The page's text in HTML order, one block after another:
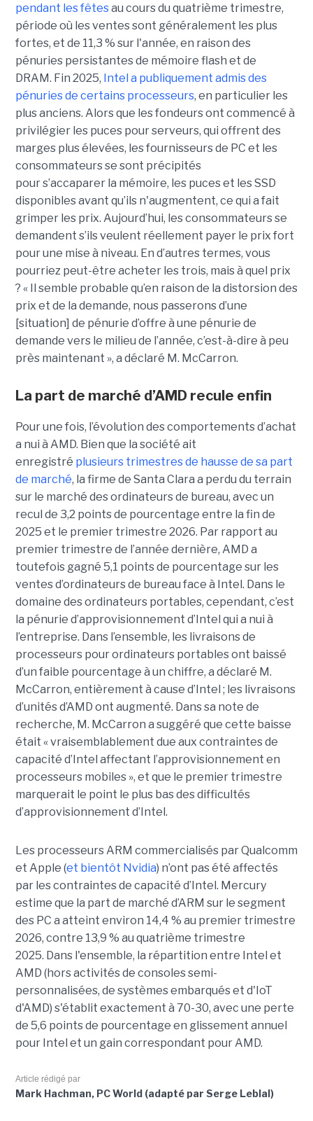
pendant les fêtesau cours du quatrième trimestre,
période où les ventes sont généralement les plus
fortes, et de 11,3 % sur l'année, en raison des
pénuries persistantes de mémoire flash et de
DRAM. Fin 2025, Intel a publiquement admis des
pénuries de certains processeurs, en particulier les
plus anciens. Alors que les fondeurs ont commencé à
privilégier les puces pour serveurs, qui offrent des
marges plus élevées, les fournisseurs de PC et les
consommateurs se sont précipités
pour s’accaparer la mémoire, les puces et les SSD
disponibles avant qu’ils n'augmentent, ce qui a fait
grimper les prix. Aujourd’hui, les consommateurs se
demandent s’ils veulent réellement payer le prix fort
pour une mise à niveau. En d’autres termes, vous
pourriez peut-être acheter les trois, mais à quel prix
? « Il semble probable qu’en raison de la distorsion des
prix et de la demande, nous passerons d’une
[situation] de pénurie d’offre à une pénurie de
demande vers le milieu de l’année, c’est-à-dire à peu
près maintenant », a déclaré M. McCarron.
La part de marché d’AMD recule enfin
Pour une fois, l’évolution des comportements d’achat
a nui à AMD. Bien que la société ait
enregistré plusieurs trimestres de hausse de sa part
de marché, la firme de Santa Clara a perdu du terrain
sur le marché des ordinateurs de bureau, avec un
recul de 3,2 points de pourcentage entre la fin de
2025 et le premier trimestre 2026. Par rapport au
premier trimestre de l’année dernière, AMD a
toutefois gagné 5,1 points de pourcentage sur les
ventes d’ordinateurs de bureau face à Intel. Dans le
domaine des ordinateurs portables, cependant, c’est
la pénurie d’approvisionnement d’Intel qui a nui à
l’entreprise. Dans l’ensemble, les livraisons de
processeurs pour ordinateurs portables ont baissé
d’un faible pourcentage à un chiffre, a déclaré M.
McCarron, entièrement à cause d’Intel ; les livraisons
d’unités d’AMD ont augmenté. Dans sa note de
recherche, M. McCarron a suggéré que cette baisse
était « vraisemblablement due aux contraintes de
capacité d’Intel affectant l’approvisionnement en
processeurs mobiles », et que le premier trimestre
marquerait le point le plus bas des difficultés
d’approvisionnement d’Intel.
Les processeurs ARM commercialisés par Qualcomm
et Apple (et bientôt Nvidia) n’ont pas été affectés
par les contraintes de capacité d’Intel. Mercury
estime que la part de marché d’ARM sur le segment
des PC a atteint environ 14,4 % au premier trimestre
2026, contre 13,9 % au quatrième trimestre
2025. Dans l'ensemble, la répartition entre Intel et
AMD (hors activités de consoles semi-
personnalisées, de systèmes embarqués et d'IoT
d'AMD) s'établit exactement à 70-30, avec une perte
de 5,6 points de pourcentage en glissement annuel
pour Intel et un gain correspondant pour AMD.
Article rédigé par
Mark Hachman, PC World (adapté par Serge Leblal)